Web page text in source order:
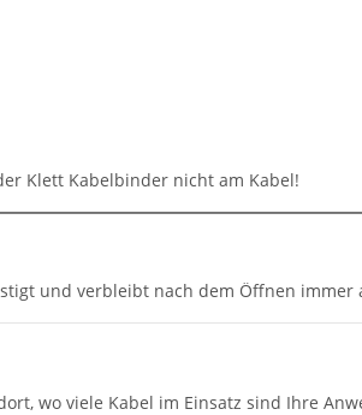
Klett Kabelbinder nicht am Kabel!
und verbleibt nach dem Öffnen immer
wo viele Kabel im Einsatz sind Ihre